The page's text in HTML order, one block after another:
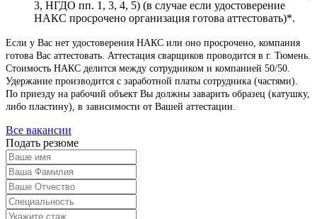
3, НГДО пп. 1, 3, 4, 5) (в случае если удостоверение
НАКС просрочено организация готова аттестовать)*.
Если у Вас нет удостоверения НАКС или оно просрочено, компания
готова Вас аттестовать. Аттестация сварщиков проводится в г. Тюмень.
Стоимость НАКС делится между сотрудником и компанией 50/50.
Удержание производится с заработной платы сотрудника (частями).
По приезду на рабочий объект Вы должны заварить образец (катушку,
либо пластину), в зависимости от Вашей аттестации.
Все вакансии
Подать резюме